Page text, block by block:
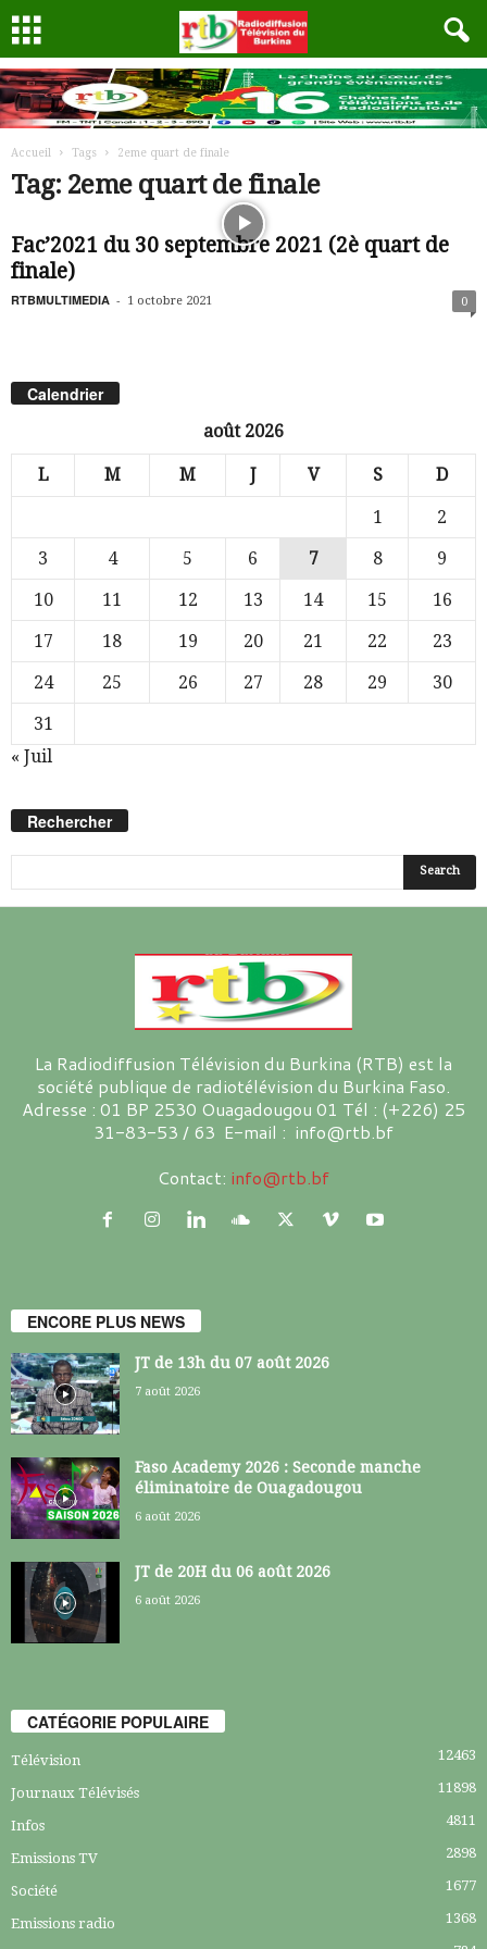
Accueil Tags 2eme quart de finale
Tag: 2eme quart de finale
Fac’2021 du 30 septembre 2021 (2è quart de
finale)
RTBMULTIMEDIA - 1 octobre 2021 0
Calendrier
août 2026
L M M J V S D
1
2
3
4 5 6 7 8
9
10
11 12 13 14 15
16
17
18 19 20 21 22
23
24
25 26 27 28 29
30
31
« Juil
Rechercher
La Radiodiffusion Télévision du Burkina (RTB) est la
société publique de radiotélévision du Burkina Faso.
Adresse : 01 BP 2530 Ouagadougou 01 Tél : (+226) 25
31-83-53 / 63 E-mail : info@rtb.bf
Contact: info@rtb.bf
ENCORE PLUS NEWS
JT de 13h du 07 août 2026
7 août 2026
Faso Academy 2026 : Seconde manche
éliminatoire de Ouagadougou
6 août 2026
JT de 20H du 06 août 2026
6 août 2026
CATÉGORIE POPULAIRE
Télévision 12463
Journaux Télévisés 11898
Infos 4811
Emissions TV 2898
Société 1677
Emissions radio 1368